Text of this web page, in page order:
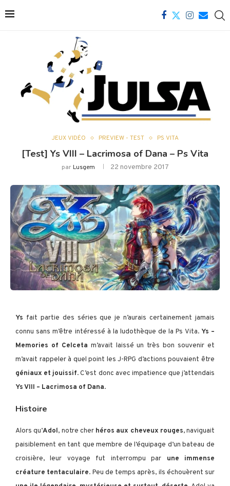
JEUX VIDÉO PREVIEW - TEST PS VITA
[Test] Ys VIII – Lacrimosa of Dana – Ps Vita
parLusgem 22 novembre 2017
Ys fait partie des séries que je n’aurais certainement jamais
connu sans m’être intéressé à la ludothèque de la Ps Vita. Ys –
Memories of Celceta m’avait laissé un très bon souvenir et
m’avait rappeler à quel point les J-RPG d’actions pouvaient être
géniaux et jouissif. C’est donc avec impatience que j’attendais
Ys VIII – Lacrimosa of Dana.
Histoire
Alors qu’Adol, notre cher héros aux cheveux rouges, naviguait
paisiblement en tant que membre de l’équipage d’un bateau de
croisière, leur voyage fut interrompu par une immense
créature tentaculaire. Peu de temps après, ils échouèrent sur